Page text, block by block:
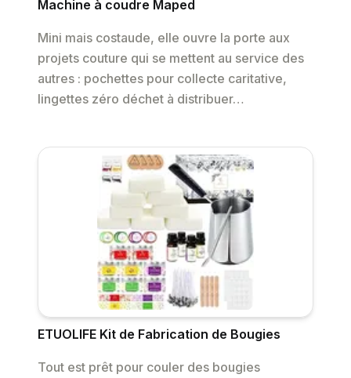
Machine à coudre Maped
Mini mais costaude, elle ouvre la porte aux
projets couture qui se mettent au service des
autres : pochettes pour collecte caritative,
lingettes zéro déchet à distribuer…
ETUOLIFE Kit de Fabrication de Bougies
Tout est prêt pour couler des bougies